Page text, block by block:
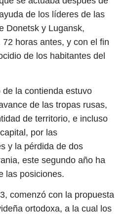
de los líderes de las
Donetsk y Lugansk,
horas antes, y con el fin
de los habitantes del
la contienda estuvo
de las tropas rusas,
de territorio, e incluso
por las
y la pérdida de dos
este segundo año ha
las posiciones.
comenzó con la propuesta
ortodoxa, a la cual los